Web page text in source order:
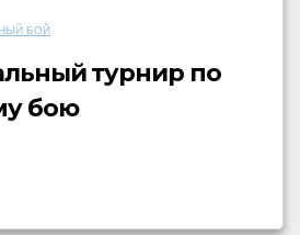
БОЙ
турнир по
бою